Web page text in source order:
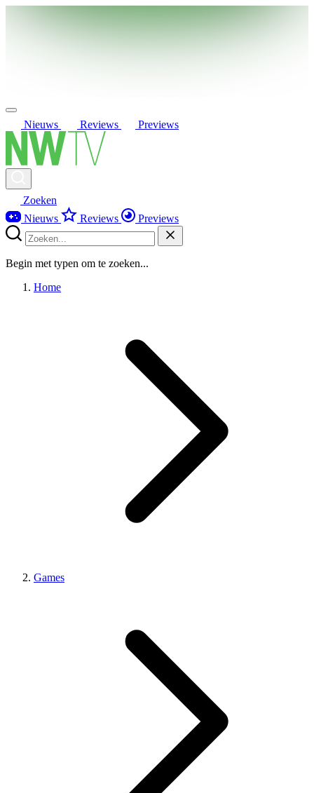
Nieuws Reviews Previews
Zoeken
Nieuws
Reviews Previews
Begin met typen om te zoeken...
Home
Games